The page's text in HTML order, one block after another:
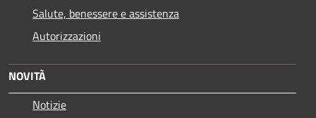
Salute, benessere e assistenza
Autorizzazioni
NOVITÀ
Notizie